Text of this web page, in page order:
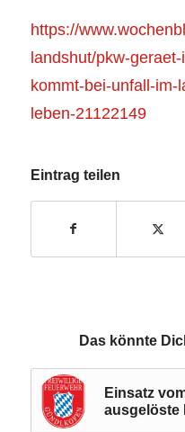
https://
landshut/pkw-
kommt-bei-unfall-im-
leben-21122149
Eintrag teilen
Das könnte
Einsatz
ausgelöste